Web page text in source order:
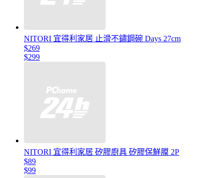
NITORI 宜得利家居 止滑不鏽鋼碗 Days 27cm
$269
$299
NITORI 宜得利家居 矽膠廚具 矽膠保鮮膜 2P
$89
$99